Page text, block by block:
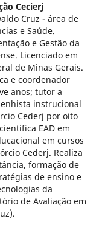
Cecierj
Cruz - área de
e Saúde.
e Gestão da
Licenciado em
de Minas Gerais.
e coordenador
anos; tutor a
instrucional
Cederj por oito
EAD em
em cursos
Cederj. Realiza
formação de
de ensino e
da
de Avaliação em